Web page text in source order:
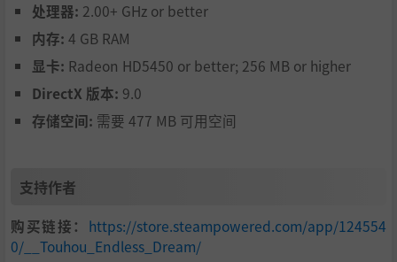
多达200多种被动/主动道具的组合，各种奇怪的梗，不熟悉
东方的人也可以玩的很开心，东方人也会会心一笑
处理器: 2.00+ GHz or better
内存: 4 GB RAM
显卡: Radeon HD5450 or better; 256 MB or higher
DirectX 版本: 9.0
存储空间: 需要 477 MB 可用空间
支持作者
购买链接： https://store.steampowered.com/app/124554
0/__Touhou_Endless_Dream/